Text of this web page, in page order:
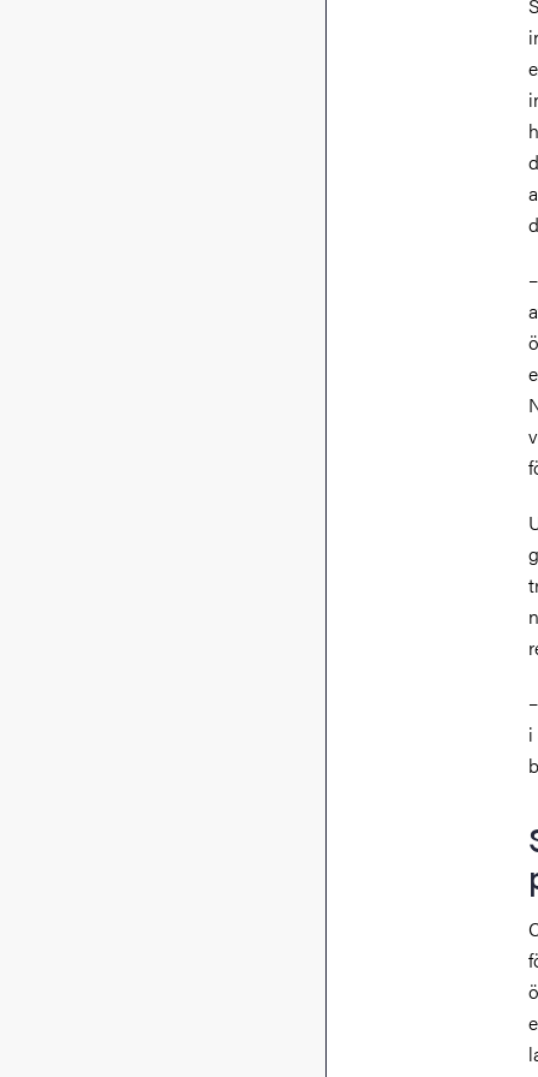
i